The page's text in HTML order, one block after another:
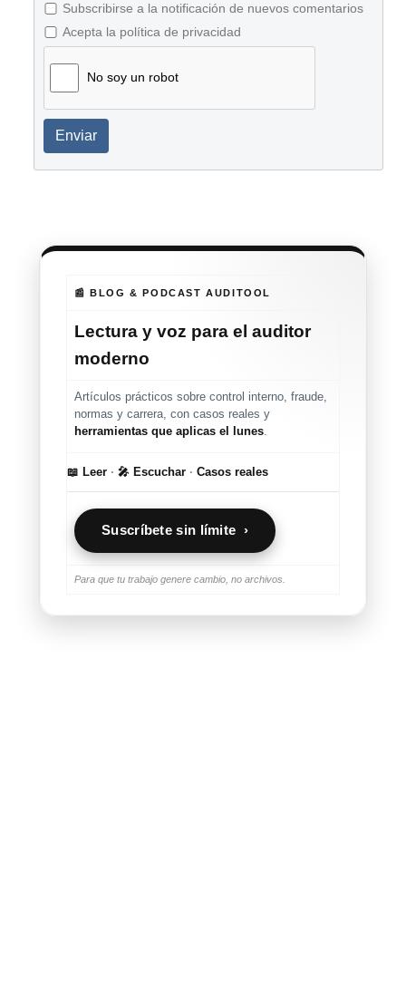
Subscribirse a la notificación de nuevos comentarios
Acepta la política de privacidad
No soy un robot
Enviar
📰 BLOG & PODCAST AUDITOOL
Lectura y voz para el auditor
moderno
Artículos prácticos sobre control interno, fraude,
normas y carrera, con casos reales y
herramientas que aplicas el lunes.
📖 Leer · 🎤 Escuchar · Casos reales
Suscríbete sin límite ›
Para que tu trabajo genere cambio, no archivos.